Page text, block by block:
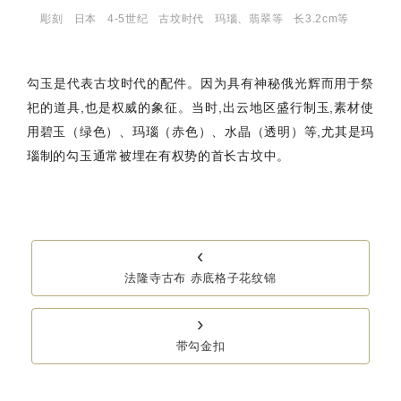
彫刻 日本 4‐5世纪 古坟时代 玛瑙、翡翠等 长3.2cm等
勾玉是代表古坟时代的配件。因为具有神秘俄光辉而用于祭
祀的道具,也是权威的象征。当时,出云地区盛行制玉,素材使
用碧玉（绿色）、玛瑙（赤色）、水晶（透明）等,尤其是玛
瑙制的勾玉通常被埋在有权势的首长古坟中。
‹
法隆寺古布 赤底格子花纹锦
›
带勾金扣